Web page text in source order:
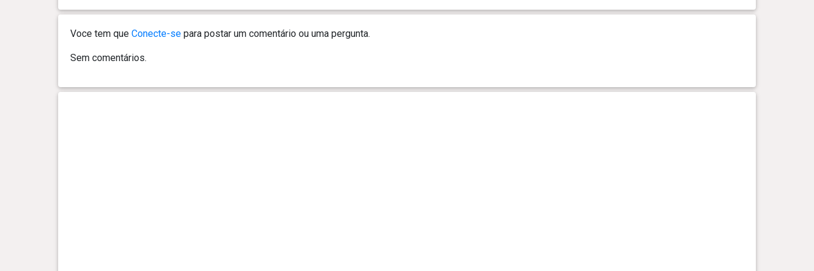
Voce tem que Conecte-separa postar um comentário ou uma pergunta.
Sem comentários.